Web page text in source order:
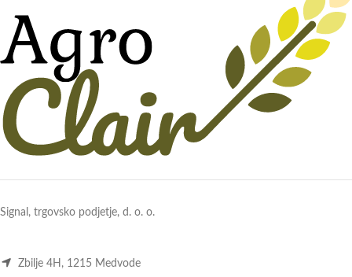
Signal, trgovsko podjetje, d. o. o.
Zbilje 4H, 1215 Medvode